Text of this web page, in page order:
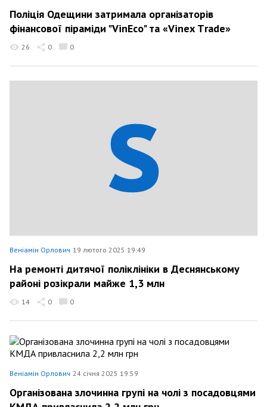
Поліція Одещини затримала організаторів
фінансової піраміди "VinEco" та «Vinex Тrade»
26 0 0
Веніамін Орлович 19 лютого 2025 19:49
На ремонті дитячої поліклініки в Деснянському
районі розікрали майже 1,3 млн
14 0 0
Веніамін Орлович 24 січня 2025 19:59
Організована злочинна групі на чолі з посадовцями